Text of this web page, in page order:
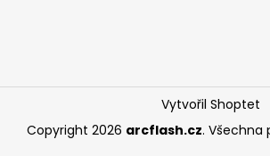
Vytvořil Shoptet
Copyright 2026 arcflash.cz. Všechna